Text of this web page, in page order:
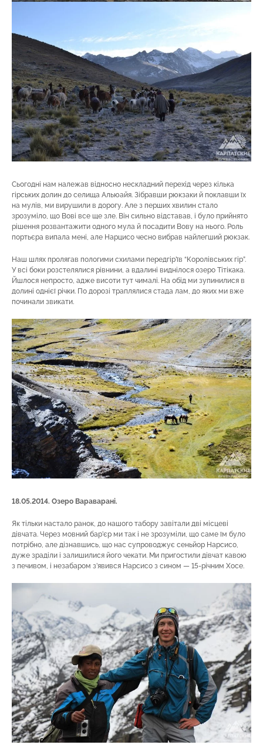
Сьогодні нам належав відносно нескладний перехід через кілька
гірських долин до селища Альюайя. Зібравши рюкзаки й поклавши їх
на мулів, ми вирушили в дорогу. Але з перших хвилин стало
зрозуміло, що Вові все ще зле. Він сильно відставав, і було прийнято
рішення розвантажити одного мула й посадити Вову на нього. Роль
портьєра випала мені, але Нарцисо чесно вибрав найлегший рюкзак.
Наш шлях пролягав пологими схилами передгір’їв “Королівських гір”.
У всі боки розстелялися рівнини, а вдалині виднілося озеро Тітікака.
Йшлося непросто, адже висоти тут чималі. На обід ми зупинилися в
долині однієї річки. По дорозі траплялися стада лам, до яких ми вже
починали звикати.
18.05.2014. Озеро Вараварані.
Як тільки настало ранок, до нашого табору завітали дві місцеві
дівчата. Через мовний бар’єр ми так і не зрозуміли, що саме їм було
потрібно, але дізнавшись, що нас супроводжує сеньйор Нарсисо,
дуже зраділи і залишилися його чекати. Ми пригостили дівчат кавою
з печивом, і незабаром з’явився Нарсисо з сином — 15-річним Хосе.